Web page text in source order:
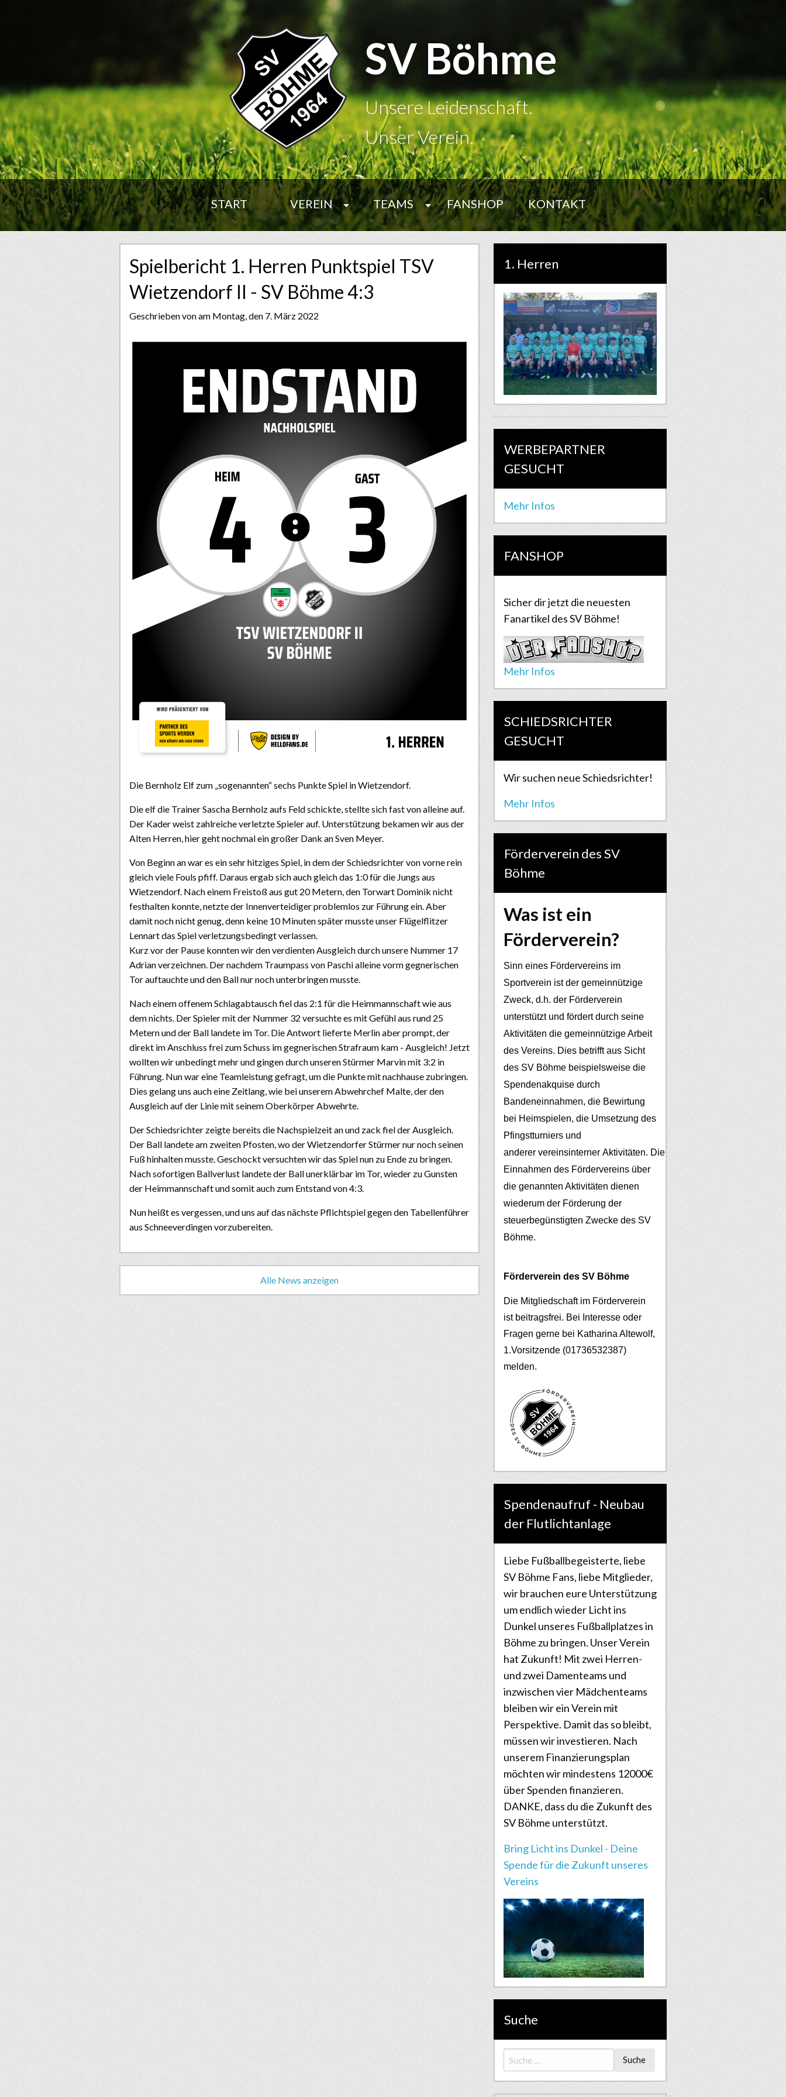
SV Böhme
Unsere Leidenschaft.
Unser Verein.
START VEREIN TEAMS FANSHOP KONTAKT
Spielbericht 1. Herren Punktspiel TSV
Wietzendorf II - SV Böhme 4:3
Geschrieben vonam Montag, den 7. März 2022
Die Bernholz Elf zum „sogenannten“ sechs Punkte Spiel in Wietzendorf.
Die elf die Trainer Sascha Bernholz aufs Feld schickte, stellte sich fast von alleine auf.
Der Kader weist zahlreiche verletzte Spieler auf. Unterstützung bekamen wir aus der
Alten Herren, hier geht nochmal ein großer Dank an Sven Meyer.
Von Beginn an war es ein sehr hitziges Spiel, in dem der Schiedsrichter von vorne rein
gleich viele Fouls pfiff. Daraus ergab sich auch gleich das 1:0 für die Jungs aus
Wietzendorf. Nach einem Freistoß aus gut 20 Metern, den Torwart Dominik nicht
festhalten konnte, netzte der Innenverteidiger problemlos zur Führung ein. Aber
damit noch nicht genug, denn keine 10 Minuten später musste unser Flügelflitzer
Lennart das Spiel verletzungsbedingt verlassen.
Kurz vor der Pause konnten wir den verdienten Ausgleich durch unsere Nummer 17
Adrian verzeichnen. Der nachdem Traumpass von Paschi alleine vorm gegnerischen
Tor auftauchte und den Ball nur noch unterbringen musste.
Nach einem offenem Schlagabtausch fiel das 2:1 für die Heimmannschaft wie aus
dem nichts. Der Spieler mit der Nummer 32 versuchte es mit Gefühl aus rund 25
Metern und der Ball landete im Tor. Die Antwort lieferte Merlin aber prompt, der
direkt im Anschluss frei zum Schuss im gegnerischen Strafraum kam - Ausgleich! Jetzt
wollten wir unbedingt mehr und gingen durch unseren Stürmer Marvin mit 3:2 in
Führung. Nun war eine Teamleistung gefragt, um die Punkte mit nachhause zubringen.
Dies gelang uns auch eine Zeitlang, wie bei unserem Abwehrchef Malte, der den
Ausgleich auf der Linie mit seinem Oberkörper Abwehrte.
Der Schiedsrichter zeigte bereits die Nachspielzeit an und zack fiel der Ausgleich.
Der Ball landete am zweiten Pfosten, wo der Wietzendorfer Stürmer nur noch seinen
Fuß hinhalten musste. Geschockt versuchten wir das Spiel nun zu Ende zu bringen.
Nach sofortigen Ballverlust landete der Ball unerklärbar im Tor, wieder zu Gunsten
der Heimmannschaft und somit auch zum Entstand von 4:3.
Nun heißt es vergessen, und uns auf das nächste Pflichtspiel gegen den Tabellenführer
aus Schneeverdingen vorzubereiten.
Alle News anzeigen
1. Herren
WERBEPARTNER
GESUCHT
Mehr Infos
FANSHOP
Sicher dir jetzt die neuesten
Fanartikel des SV Böhme!
Mehr Infos
SCHIEDSRICHTER
GESUCHT
Wir suchen neue Schiedsrichter!
Mehr Infos
Förderverein des SV
Böhme
Was ist ein
Förderverein?
Sinn eines Fördervereins im
Sportverein ist der gemeinnützige
Zweck, d.h. der Förderverein
unterstützt und fördert durch seine
Aktivitäten die gemeinnützige Arbeit
des Vereins. Dies betrifft aus Sicht
des SV Böhme beispielsweise die
Spendenakquise durch
Bandeneinnahmen, die Bewirtung
bei Heimspielen, die Umsetzung des
Pfingstturniers und
anderer vereinsinterner Aktivitäten. Die
Einnahmen des Fördervereins über
die genannten Aktivitäten dienen
wiederum der Förderung der
steuerbegünstigten Zwecke des SV
Böhme.
Förderverein des SV Böhme
Die Mitgliedschaft im Förderverein
ist beitragsfrei. Bei Interesse oder
Fragen gerne bei Katharina Altewolf,
1.Vorsitzende (01736532387)
melden.
Spendenaufruf - Neubau
der Flutlichtanlage
Liebe Fußballbegeisterte, liebe
SV Böhme Fans, liebe Mitglieder,
wir brauchen eure Unterstützung
um endlich wieder Licht ins
Dunkel unseres Fußballplatzes in
Böhme zu bringen. Unser Verein
hat Zukunft! Mit zwei Herren-
und zwei Damenteams und
inzwischen vier Mädchenteams
bleiben wir ein Verein mit
Perspektive. Damit das so bleibt,
müssen wir investieren. Nach
unserem Finanzierungsplan
möchten wir mindestens 12000€
über Spenden finanzieren.
DANKE, dass du die Zukunft des
SV Böhme unterstützt.
Bring Licht ins Dunkel - Deine
Spende für die Zukunft unseres
Vereins
Suche
Suche